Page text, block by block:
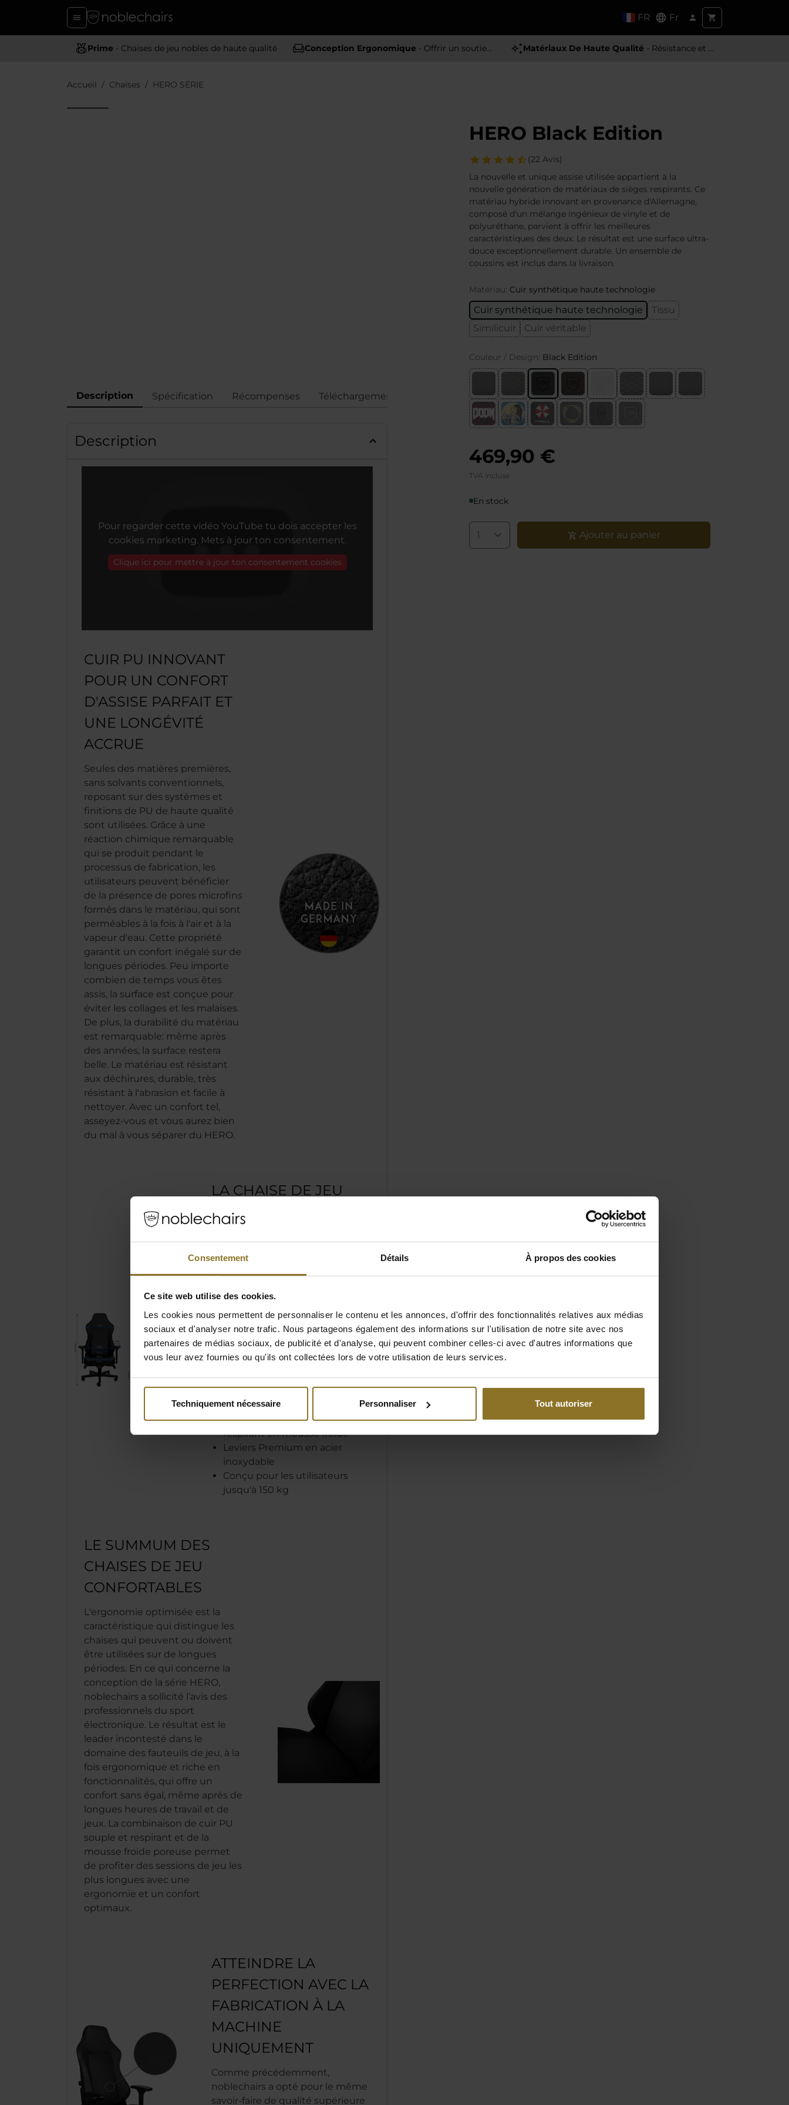
Consentement Détails À propos des cookies
Ce site web utilise des cookies.
Les cookies nous permettent de personnaliser le contenu et les annonces, d'offrir des fonctionnalités relatives aux médias
sociaux et d'analyser notre trafic. Nous partageons également des informations sur l'utilisation de notre site avec nos
partenaires de médias sociaux, de publicité et d'analyse, qui peuvent combiner celles-ci avec d'autres informations que
vous leur avez fournies ou qu'ils ont collectées lors de votre utilisation de leurs services.
Techniquement nécessaire Personnaliser Tout autoriser
FR
Fr
Prime - Chaises de jeu nobles de haute qualité Conception Ergonomique - Offrir un soutien et un confort optimaux Matériaux De Haute Qualité - Résistance et toucher premium
Accueil Chaises HERO SÉRIE
HERO Black Edition
(22 Avis)
La nouvelle et unique assise utilisée appartient à la
nouvelle génération de matériaux de sièges respirants. Ce
matériau hybride innovant en provenance d'Allemagne,
composé d'un mélange ingénieux de vinyle et de
polyuréthane, parvient à offrir les meilleures
caractéristiques des deux. Le résultat est une surface ultra-
douce exceptionnellement durable. Un ensemble de
coussins est inclus dans la livraison.
Matériau: Cuir synthétique haute technologie
Cuir synthétique haute technologie
Tissu
Similicuir
Cuir véritable
Couleur / Design: Black Edition
469,90 €
En stock
TVA incluse
Ajouter au panier
Description Spécification Récompenses Téléchargements Conformité
Description
Pour regarder cette vidéo YouTube tu dois accepter les
cookies marketing. Mets à jour ton consentement.
Clique ici pour mettre à jour ton consentement cookies
CUIR PU INNOVANT
POUR UN CONFORT
D'ASSISE PARFAIT ET
UNE LONGÉVITÉ
ACCRUE
Seules des matières premières,
sans solvants conventionnels,
reposant sur des systèmes et
finitions de PU de haute qualité
sont utilisées. Grâce à une
réaction chimique remarquable
qui se produit pendant le
processus de fabrication, les
utilisateurs peuvent bénéficier
de la présence de pores microfins
formés dans le matériau, qui sont
perméables à la fois à l'air et à la
vapeur d'eau. Cette propriété
garantit un confort inégalé sur de
longues périodes. Peu importe
combien de temps vous êtes
assis, la surface est conçue pour
éviter les collages et les malaises.
De plus, la durabilité du matériau
est remarquable: même après
des années, la surface restera
belle. Le matériau est résistant
aux déchirures, durable, très
résistant à l'abrasion et facile à
nettoyer. Avec un confort tel,
asseyez-vous et vous aurez bien
du mal à vous séparer du HERO.
LA CHAISE DE JEU
HERO NOBLECHAIRS
UN COUP D’ŒIL:
Revêtement en cuir PU
nouvellement développé avec
Soutien lombaire réglable à
l'infini pour la région du bas du
dos
Repose-tête à mémoire pour
plus de confort
Accoudoirs 4D élargis avec
amortissement
Rembourrage confortable et
respirant en mousse froide
Leviers Premium en acier
inoxydable
Conçu pour les utilisateurs
jusqu'à 150 kg
LE SUMMUM DES
CHAISES DE JEU
CONFORTABLES
L'ergonomie optimisée est la
caractéristique qui distingue les
chaises qui peuvent ou doivent
être utilisées sur de longues
périodes. En ce qui concerne la
conception de la série HERO,
noblechairs a sollicité l’avis des
professionnels du sport
électronique. Le résultat est le
leader incontesté dans le
domaine des fauteuils de jeu, à la
fois ergonomique et riche en
fonctionnalités, qui offre un
confort sans égal, même après de
longues heures de travail et de
jeux. La combinaison de cuir PU
souple et respirant et de la
mousse froide poreuse permet
de profiter des sessions de jeu les
plus longues avec une
ergonomie et un confort
optimaux.
ATTEINDRE LA
PERFECTION AVEC LA
FABRICATION À LA
MACHINE
UNIQUEMENT
Comme précédemment,
noblechairs a opté pour le même
savoir-faire de qualité supérieure